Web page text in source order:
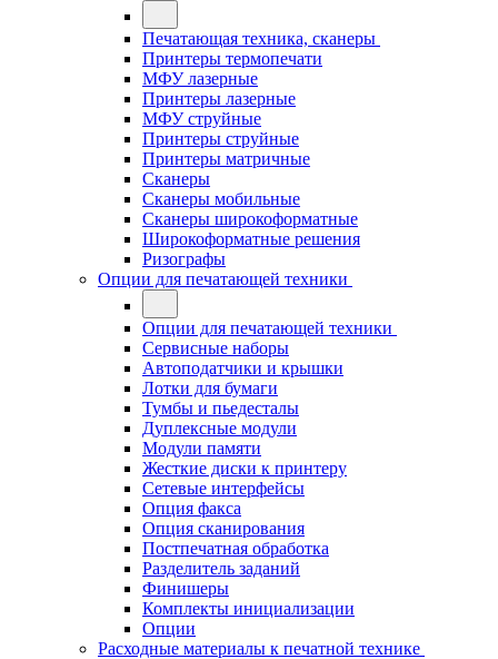
Печатающая техника, сканеры
Принтеры термопечати
МФУ лазерные
Принтеры лазерные
МФУ струйные
Принтеры струйные
Принтеры матричные
Сканеры
Сканеры мобильные
Сканеры широкоформатные
Широкоформатные решения
Ризографы
Опции для печатающей техники
Опции для печатающей техники
Сервисные наборы
Автоподатчики и крышки
Лотки для бумаги
Тумбы и пьедесталы
Дуплексные модули
Модули памяти
Жесткие диски к принтеру
Сетевые интерфейсы
Опция факса
Опция сканирования
Постпечатная обработка
Разделитель заданий
Финишеры
Комплекты инициализации
Опции
Расходные материалы к печатной технике